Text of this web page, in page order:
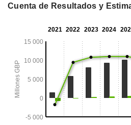
Cuenta de Resultados y